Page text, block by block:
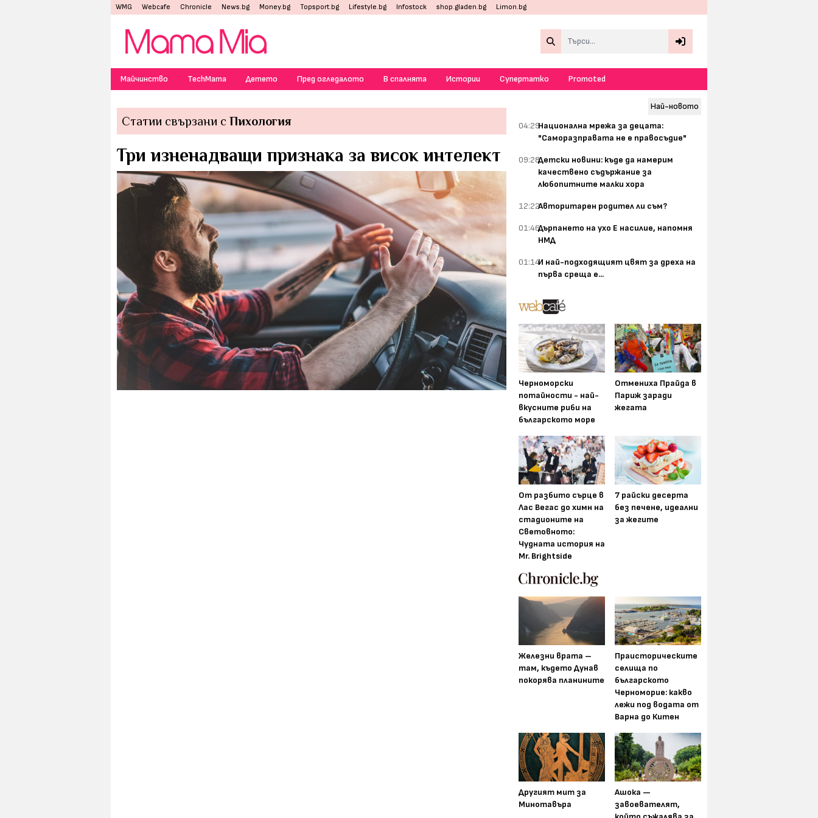
WMG Webcafe Chronicle News.bg Money.bg Topsport.bg Lifestyle.bg Infostock shop.gladen.bg Limon.bg
Майчинство TechMama Детето Пред огледалото В спалнята Истории Супертатко Promoted
Статии свързани с Пихология
Три изненадващи признака за висок интелект
Най-новото
04:29Национална мрежа за децата:
"Саморазправата не е правосъдие"
09:28Детски новини: къде да намерим
качествено съдържание за
любопитните малки хора
12:22Авторитарен родител ли съм?
01:46Дърпането на ухо Е насилие, напомня
НМД
01:14И най-подходящият цвят за дреха на
първа среща е...
Черноморски
потайности - най-
вкусните риби на
българското море
Отмениха Прайда в
Париж заради
жегата
От разбито сърце в
Лас Вегас до химн на
стадионите на
Световното:
Чудната история на
Mr. Brightside
7 райски десерта
без печене, идеални
за жегите
Железни врата –
там, където Дунав
покорява планините
Праисторическите
селища по
българското
Черноморие: какво
лежи под водата от
Варна до Китен
Другият мит за
Минотавъра
Ашока —
завоевателят,